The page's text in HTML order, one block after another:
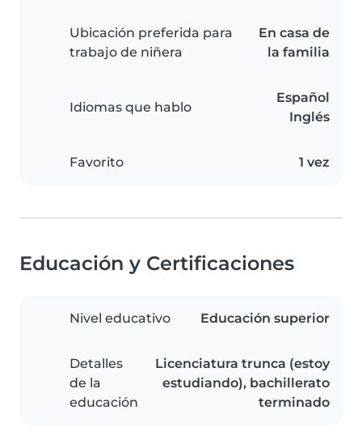
Ubicación preferida para
trabajo de niñera
En casa de
la familia
Idiomas que hablo
Español
Inglés
Favorito 1 vez
Educación y Certificaciones
Nivel educativo Educación superior
Detalles
de la
educación
Licenciatura trunca (estoy
estudiando), bachillerato
terminado